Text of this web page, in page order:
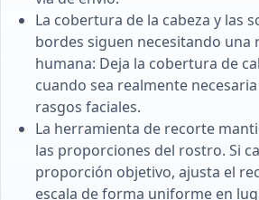
La cobertura de la cabeza y las
bordes siguen necesitando una
humana: Deja la cobertura de
cuando sea realmente
rasgos faciales.
La herramienta de recorte
las proporciones del rostro. Si
proporción objetivo, ajusta el
escala de forma uniforme en